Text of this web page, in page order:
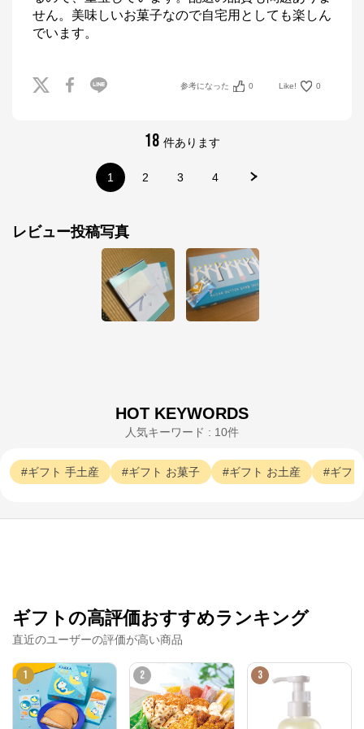
せん。美味しいお菓子なので自宅用としても楽しん
でいます。
参考になった 0 Like! 0
18 件あります
1 2 3 4
レビュー投稿写真
HOT KEYWORDS
人気キーワード : 10件
ギフト 手土産 ギフト お菓子 ギフト お土産 ギフト
ギフトの高評価おすすめランキング
直近のユーザーの評価が高い商品
1 2 3
をはじめとする様々なお菓?ブランドを取り扱う「株
式会社グレープストーン」の公式オンラインショップ
です。
います。